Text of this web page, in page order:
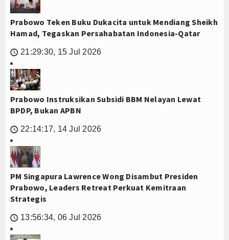
Prabowo Teken Buku Dukacita untuk Mendiang Sheikh
Hamad, Tegaskan Persahabatan Indonesia-Qatar
🕔 21:29:30, 15 Jul 2026
Prabowo Instruksikan Subsidi BBM Nelayan Lewat
BPDP, Bukan APBN
🕔 22:14:17, 14 Jul 2026
PM Singapura Lawrence Wong Disambut Presiden
Prabowo, Leaders Retreat Perkuat Kemitraan
Strategis
🕔 13:56:34, 06 Jul 2026